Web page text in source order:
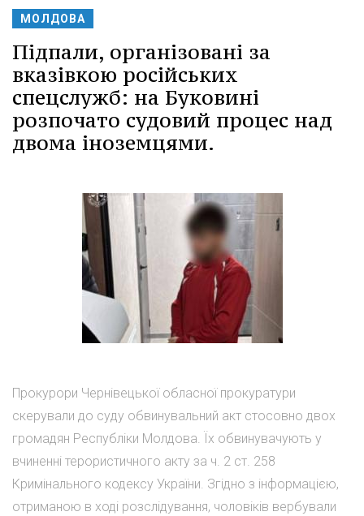
МОЛДОВА
Підпали, організовані за
вказівкою російських
спецслужб: на Буковині
розпочато судовий процес над
двома іноземцями.
Прокурори Чернівецької обласної прокуратури
скерували до суду обвинувальний акт стосовно двох
громадян Республіки Молдова. Їх обвинувачують у
вчиненні терористичного акту за ч. 2 ст. 258
Кримінального кодексу України. Згідно з інформацією,
отриманою в ході розслідування, чоловіків вербували